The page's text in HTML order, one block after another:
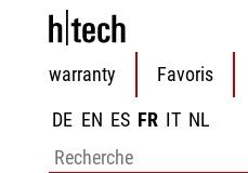
Aller
contenu
warranty Favoris
DE EN ES FR IT NL
Mots-